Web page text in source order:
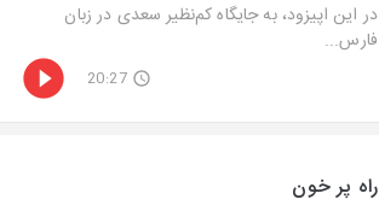
در این اپیزود، به جایگاه کم‌نظیر سعدی در زبان
فارس...
20:27
راه پر خون